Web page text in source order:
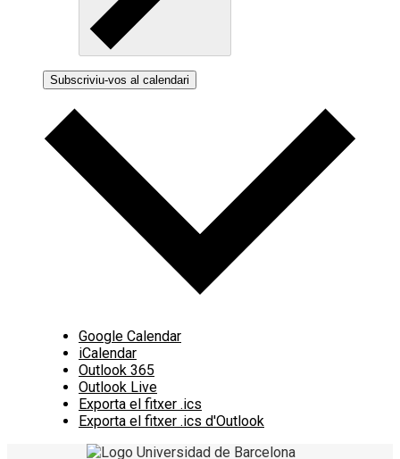
Subscriviu-vos al calendari
Google Calendar
iCalendar
Outlook 365
Outlook Live
Exporta el fitxer .ics
Exporta el fitxer .ics d'Outlook